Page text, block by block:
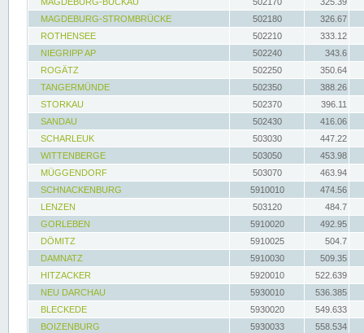
MAGDEBURG-STROMBRÜCKE
502180
326.67
ROTHENSEE
502210
333.12
NIEGRIPP AP
502240
343.6
ROGÄTZ
502250
350.64
TANGERMÜNDE
502350
388.26
STORKAU
502370
396.11
SANDAU
502430
416.06
SCHARLEUK
503030
447.22
WITTENBERGE
503050
453.98
MÜGGENDORF
503070
463.94
SCHNACKENBURG
5910010
474.56
LENZEN
503120
484.7
GORLEBEN
5910020
492.95
DÖMITZ
5910025
504.7
DAMNATZ
5910030
509.35
HITZACKER
5920010
522.639
NEU DARCHAU
5930010
536.385
BLECKEDE
5930020
549.633
BOIZENBURG
5930033
558.534